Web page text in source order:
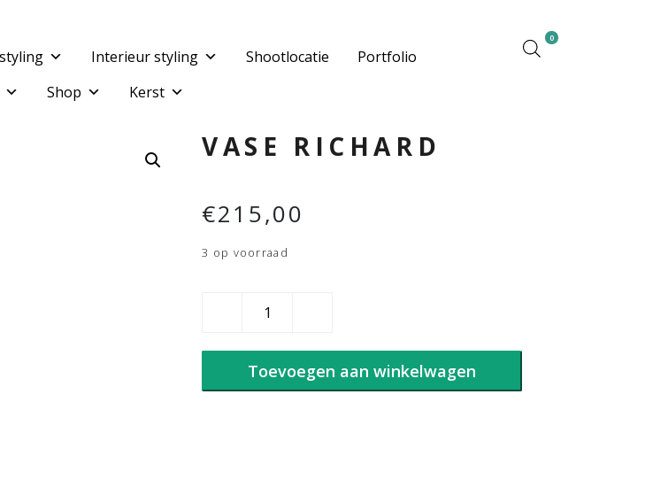
Interieur styling Shootlocatie
Portfolio
Shop Kerst
0
VASE RICHARD
€215,00
3 op voorraad
Toevoegen aan winkelwagen